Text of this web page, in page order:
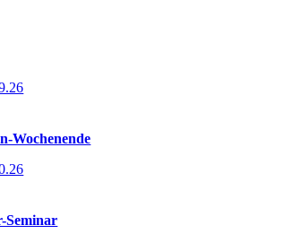
Wochenende
Seminar